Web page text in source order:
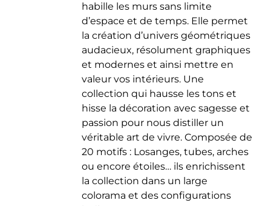
habille les murs sans limite
d’espace et de temps. Elle permet
la création d’univers géométriques
audacieux, résolument graphiques
et modernes et ainsi mettre en
valeur vos intérieurs. Une
collection qui hausse les tons et
hisse la décoration avec sagesse et
passion pour nous distiller un
véritable art de vivre. Composée de
20 motifs : Losanges, tubes, arches
ou encore étoiles… ils enrichissent
la collection dans un large
colorama et des configurations